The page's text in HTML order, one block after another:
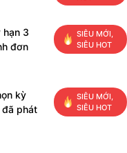
hạn 3
đơn
SIÊU MỚI,
SIÊU HOT
kỳ
đã phát
SIÊU MỚI,
SIÊU HOT